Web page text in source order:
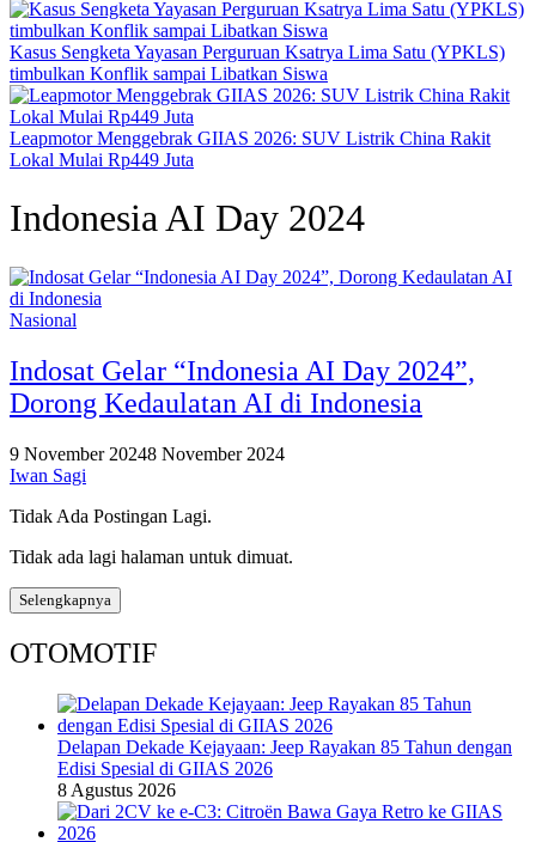
Kasus Sengketa Yayasan Perguruan Ksatrya Lima Satu (YPKLS)
timbulkan Konflik sampai Libatkan Siswa
Leapmotor Menggebrak GIIAS 2026: SUV Listrik China Rakit
Lokal Mulai Rp449 Juta
Indonesia AI Day 2024
Nasional
Indosat Gelar “Indonesia AI Day 2024”,
Dorong Kedaulatan AI di Indonesia
9 November 20248 November 2024
Iwan Sagi
Tidak Ada Postingan Lagi.
Tidak ada lagi halaman untuk dimuat.
Selengkapnya
OTOMOTIF
Delapan Dekade Kejayaan: Jeep Rayakan 85 Tahun dengan
Edisi Spesial di GIIAS 2026
8 Agustus 2026